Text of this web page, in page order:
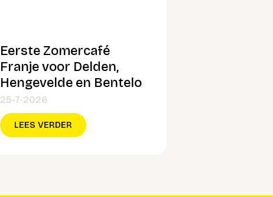
Eerste Zomercafé
Franje voor Delden,
Hengevelde en Bentelo
25-7-2026
LEES VERDER